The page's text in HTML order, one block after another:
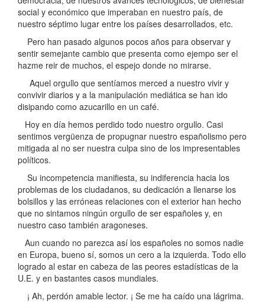
social y económico que imperaban en nuestro país, de
nuestro séptimo lugar entre los países desarrollados, etc.
Pero han pasado algunos pocos años para observar y
sentir semejante cambio que presenta como ejempo ser el
hazme reir de muchos, el espejo donde no mirarse.
Aquel orgullo que sentíamos merced a nuestro vivir y
convivir diarios y a la manipulación mediática se han ido
disipando como azucarillo en un café.
Hoy en día hemos perdido todo nuestro orgullo. Casi
sentimos vergüenza de propugnar nuestro españolismo pero
mitigada al no ser nuestra culpa sino de los impresentables
políticos.
Su incompetencia manifiesta, su indiferencia hacia los
problemas de los ciudadanos, su dedicación a llenarse los
bolsillos y las erróneas relaciones con el exterior han hecho
que no sintamos ningún orgullo de ser españoles y, en
nuestro caso también aragoneses.
Aun cuando no parezca así los españoles no somos nadie
en Europa, bueno sí, somos un cero a la izquierda. Todo ello
logrado al estar en cabeza de las peores estadísticas de la
U.E. y en bastantes casos mundiales.
¡ Ah, perdón amable lector. ¡ Se me ha caído una lágrima.